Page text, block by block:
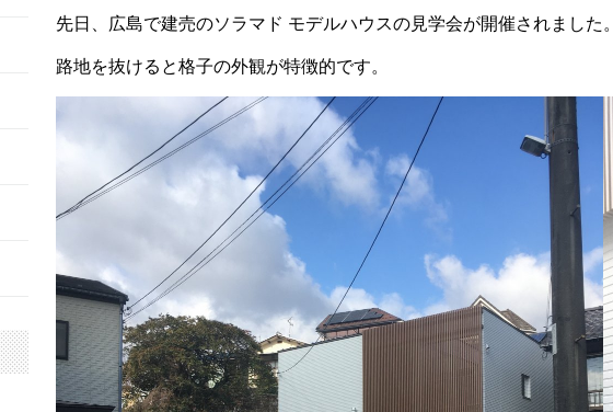
先日、広島で建売のソラマド モデルハウスの見学会が開催されました。
路地を抜けると格子の外観が特徴的です。